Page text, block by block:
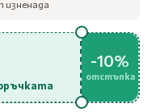
-10%
отстъпка